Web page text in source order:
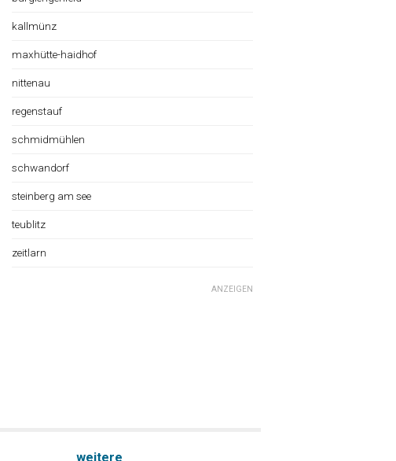
kallmünz
maxhütte-haidhof
nittenau
regenstauf
schmidmühlen
schwandorf
steinberg am see
teublitz
zeitlarn
ANZEIGEN
weitere